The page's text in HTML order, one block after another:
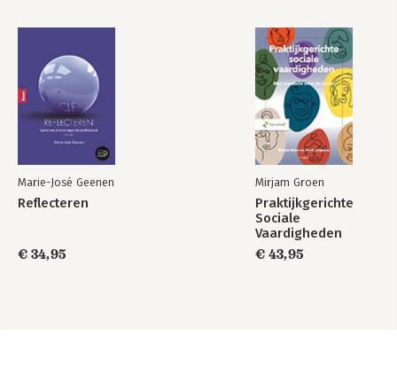
Marie-José Geenen
Reflecteren
€ 34,95
Mirjam Groen
Praktijkgerichte
Sociale
Vaardigheden
€ 43,95